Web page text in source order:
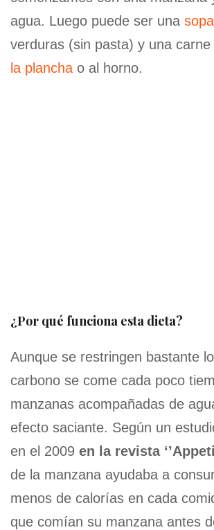
agua. Luego puede ser una
verduras (sin pasta) y una carne
la plancha o al horno.
¿Por qué funciona esta dieta?
Aunque se restringen bastante
carbono se come cada poco
manzanas acompañadas de
efecto saciante. Según un
en el 2009 en la revista
de la manzana ayudaba a
menos de calorías en cada
que comían su manzana antes